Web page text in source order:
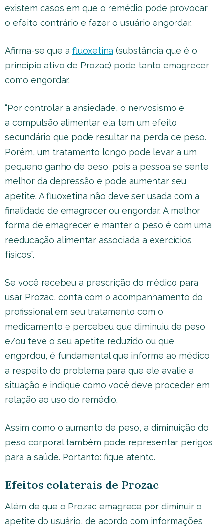
existem casos em que o remédio pode provocar
o efeito contrário e fazer o usuário engordar.
Afirma-se que a fluoxetina (substância que é o
princípio ativo de Prozac) pode tanto emagrecer
como engordar.
“Por controlar a ansiedade, o nervosismo e
a compulsão alimentar ela tem um efeito
secundário que pode resultar na perda de peso.
Porém, um tratamento longo pode levar a um
pequeno ganho de peso, pois a pessoa se sente
melhor da depressão e pode aumentar seu
apetite. A fluoxetina não deve ser usada com a
finalidade de emagrecer ou engordar. A melhor
forma de emagrecer e manter o peso é com uma
reeducação alimentar associada a exercícios
físicos”.
Se você recebeu a prescrição do médico para
usar Prozac, conta com o acompanhamento do
profissional em seu tratamento com o
medicamento e percebeu que diminuiu de peso
e/ou teve o seu apetite reduzido ou que
engordou, é fundamental que informe ao médico
a respeito do problema para que ele avalie a
situação e indique como você deve proceder em
relação ao uso do remédio.
Assim como o aumento de peso, a diminuição do
peso corporal também pode representar perigos
para a saúde. Portanto: fique atento.
Efeitos colaterais de Prozac
Além de que o Prozac emagrece por diminuir o
apetite do usuário, de acordo com informações